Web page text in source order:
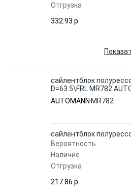
Отгрузка
332.93 p.
сайлентблок
D=63.5\FRL MR782
AUTOMANN MR782
сайлентблок
Вероятность
Наличие
Отгрузка
217.86 p.